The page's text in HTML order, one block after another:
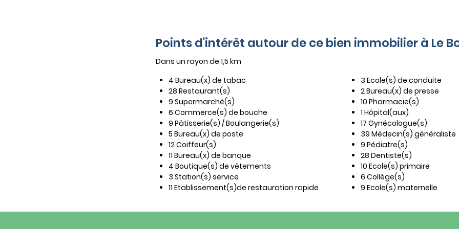
Points d'intérêt autour de ce bien immobilier à Le
Dans un rayon de 1,5 km
4 Bureau(x) de tabac
28 Restaurant(s)
9 Supermarché(s)
6 Commerce(s) de bouche
9 Pâtisserie(s) / Boulangerie(s)
5 Bureau(x) de poste
12 Coiffeur(s)
11 Bureau(x) de banque
4 Boutique(s) de vêtements
3 Station(s) service
11 Etablissement(s)de restauration rapide
3 Ecole(s) de conduite
2 Bureau(x) de presse
10 Pharmacie(s)
1 Hôpital(aux)
17 Gynécologue(s)
39 Médecin(s) généraliste
9 Pédiatre(s)
28 Dentiste(s)
10 Ecole(s) primaire
6 Collège(s)
9 Ecole(s) maternelle